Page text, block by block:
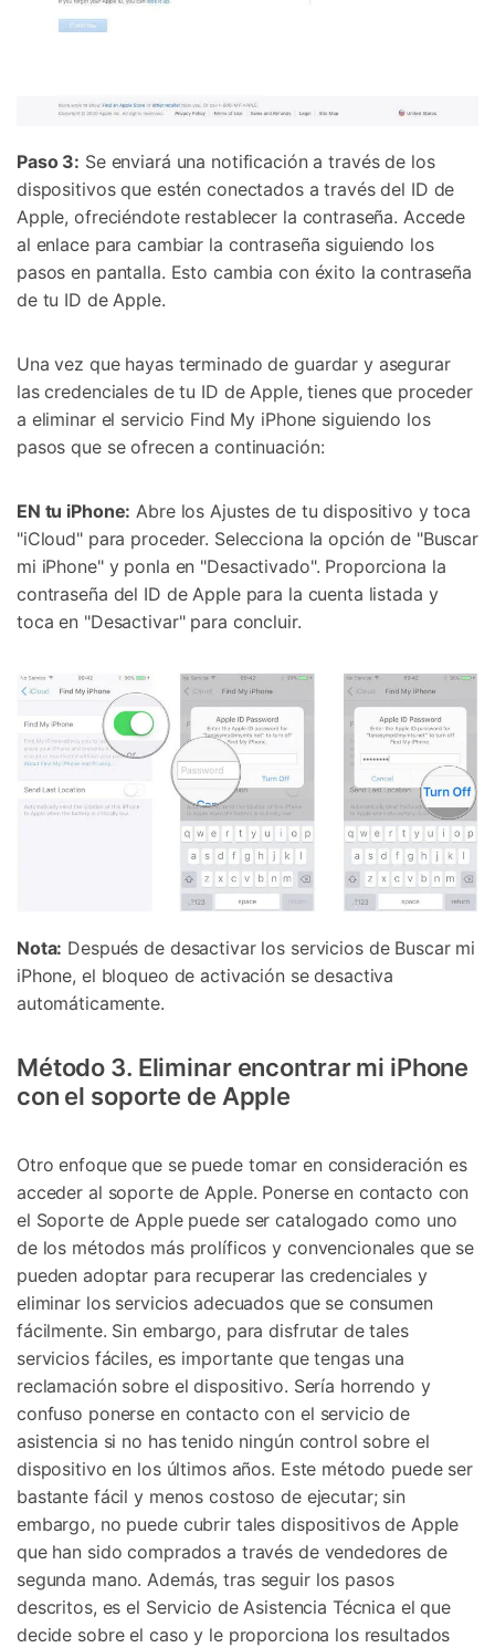
+50M usuarios y +17 años de confianza
Paso 3: Se enviará una notificación a través de los
dispositivos que estén conectados a través del ID de
Apple, ofreciéndote restablecer la contraseña. Accede
al enlace para cambiar la contraseña siguiendo los
pasos en pantalla. Esto cambia con éxito la contraseña
de tu ID de Apple.
Una vez que hayas terminado de guardar y asegurar
las credenciales de tu ID de Apple, tienes que proceder
a eliminar el servicio Find My iPhone siguiendo los
pasos que se ofrecen a continuación:
EN tu iPhone: Abre los Ajustes de tu dispositivo y toca
"iCloud" para proceder. Selecciona la opción de "Buscar
mi iPhone" y ponla en "Desactivado". Proporciona la
contraseña del ID de Apple para la cuenta listada y
toca en "Desactivar" para concluir.
Nota: Después de desactivar los servicios de Buscar mi
iPhone, el bloqueo de activación se desactiva
automáticamente.
Método 3. Eliminar encontrar mi iPhone
con el soporte de Apple
Otro enfoque que se puede tomar en consideración es
acceder al soporte de Apple. Ponerse en contacto con
el Soporte de Apple puede ser catalogado como uno
de los métodos más prolíficos y convencionales que se
pueden adoptar para recuperar las credenciales y
eliminar los servicios adecuados que se consumen
fácilmente. Sin embargo, para disfrutar de tales
servicios fáciles, es importante que tengas una
reclamación sobre el dispositivo. Sería horrendo y
confuso ponerse en contacto con el servicio de
asistencia si no has tenido ningún control sobre el
dispositivo en los últimos años. Este método puede ser
bastante fácil y menos costoso de ejecutar; sin
embargo, no puede cubrir tales dispositivos de Apple
que han sido comprados a través de vendedores de
segunda mano. Además, tras seguir los pasos
descritos, es el Servicio de Asistencia Técnica el que
decide sobre el caso y le proporciona los resultados